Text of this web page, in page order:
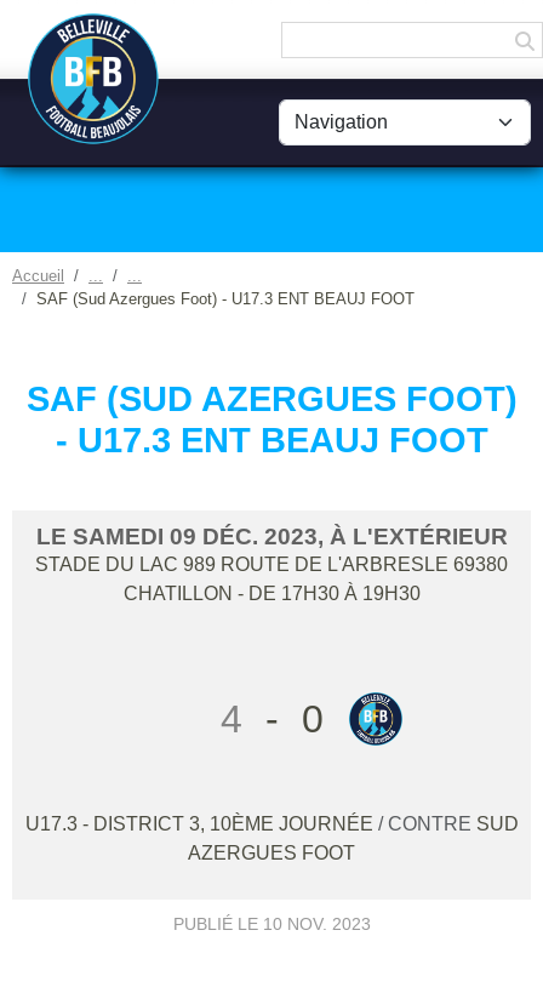
Accueil
SAF (Sud Azergues Foot) - U17.3 ENT BEAUJ FOOT
SAF (SUD AZERGUES FOOT)
- U17.3 ENT BEAUJ FOOT
LE SAMEDI 09 DÉC. 2023, À L'EXTÉRIEUR
STADE DU LAC 989 ROUTE DE L'ARBRESLE 69380
CHATILLON - DE 17H30 À 19H30
4 - 0
U17.3 - DISTRICT 3, 10ÈME JOURNÉE / CONTRE SUD
AZERGUES FOOT
PUBLIÉ LE 10 NOV. 2023
Panneau de gestion des cookies